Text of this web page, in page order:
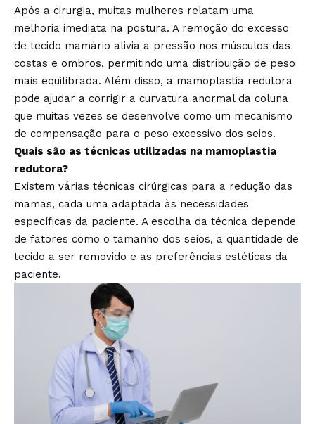
Após a cirurgia, muitas mulheres relatam uma
melhoria imediata na postura. A remoção do excesso
de tecido mamário alivia a pressão nos músculos das
costas e ombros, permitindo uma distribuição de peso
mais equilibrada. Além disso, a mamoplastia redutora
pode ajudar a corrigir a curvatura anormal da coluna
que muitas vezes se desenvolve como um mecanismo
de compensação para o peso excessivo dos seios.
Quais são as técnicas utilizadas na mamoplastia
redutora?
Existem várias técnicas cirúrgicas para a redução das
mamas, cada uma adaptada às necessidades
específicas da paciente. A escolha da técnica depende
de fatores como o tamanho dos seios, a quantidade de
tecido a ser removido e as preferências estéticas da
paciente.